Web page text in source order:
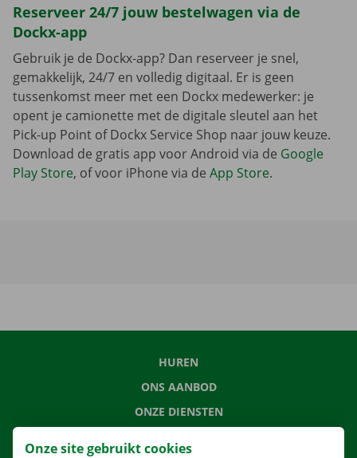
Reserveer 24/7 jouw bestelwagen via de
Dockx-app
Gebruik je de Dockx-app? Dan reserveer je snel,
gemakkelijk, 24/7 en volledig digitaal. Er is geen
tussenkomst meer met een Dockx medewerker: je
opent je camionette met de digitale sleutel aan het
Pick-up Point of Dockx Service Shop naar jouw keuze.
Download de gratis app voor Android via de Google
Play Store, of voor iPhone via de App Store.
HUREN
ONS AANBOD
ONZE DIENSTEN
Onze site gebruikt cookies